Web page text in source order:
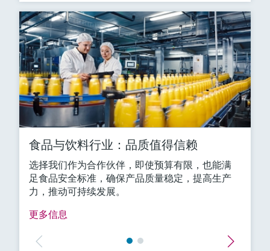
食品与饮料行业：品质值得信赖
选择我们作为合作伙伴，即使预算有限，也能满
足食品安全标准，确保产品质量稳定，提高生产
力，推动可持续发展。
更多信息